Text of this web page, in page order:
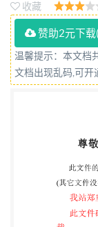
收藏
赞助2元下
温馨提示：本文档
文档出现乱码,可开